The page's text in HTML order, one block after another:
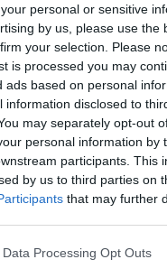
personal or sensitive
by us, please use the
your selection. Please
is processed you may
ads based on personal
information disclosed to
may separately opt-out
personal information by
participants. This
by us to third parties on
that may further
Data Processing Opt Outs
14/11/2025 0
Comments
é um Porsche 911
todos podem comprar
13/03/2024
– Tesla Cybertruck